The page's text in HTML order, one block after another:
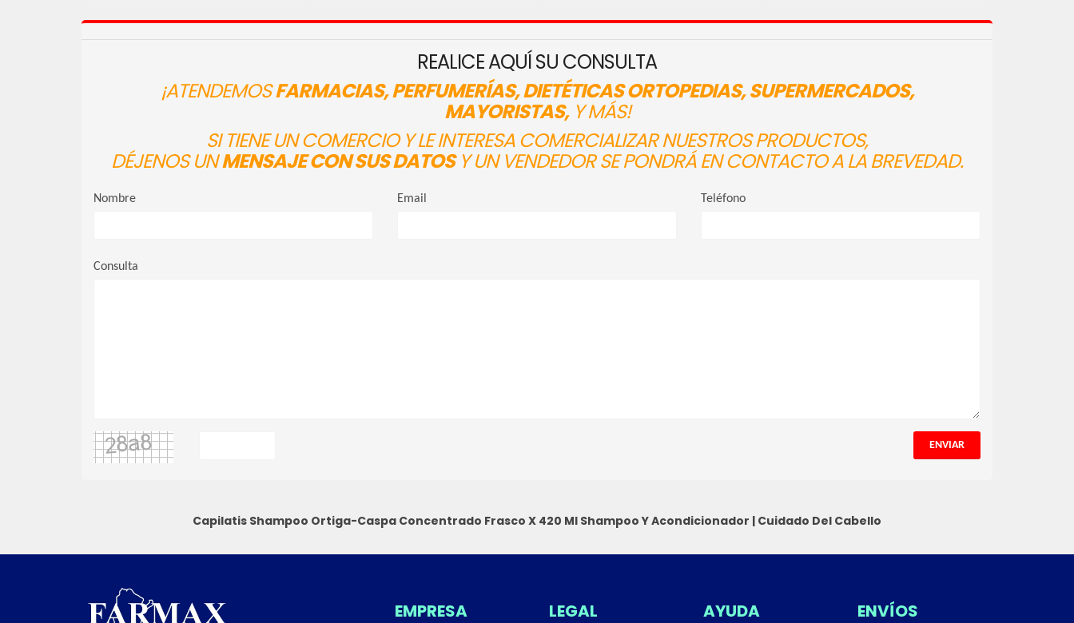
REALICE AQUÍ SU CONSULTA
¡ATENDEMOSFARMACIAS, PERFUMERÍAS, DIETÉTICAS ORTOPEDIAS, SUPERMERCADOS,
MAYORISTAS,Y MÁS!
SI TIENE UN COMERCIO Y LE INTERESA COMERCIALIZAR NUESTROS PRODUCTOS,
DÉJENOS UNMENSAJE CON SUS DATOSY UN VENDEDOR SE PONDRÁ EN CONTACTO A LA BREVEDAD.
Nombre Email Teléfono
Consulta
ENVIAR
Capilatis Shampoo Ortiga-Caspa Concentrado Frasco X 420 Ml Shampoo Y Acondicionador | Cuidado Del Cabello
EMPRESA LEGAL AYUDA ENVÍOS